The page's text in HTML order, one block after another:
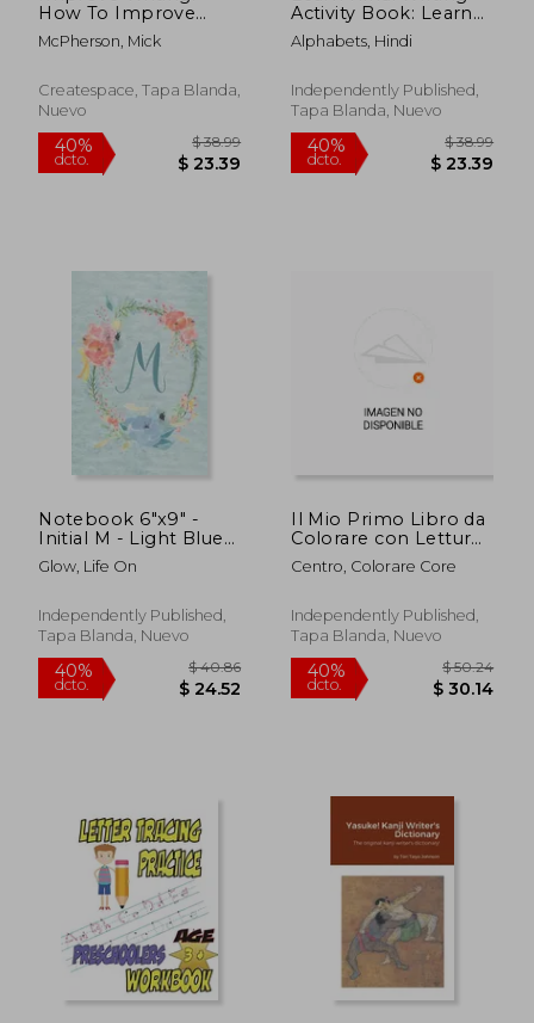
dcto. $ 51.47 dcto. $
40% 40%
How To Improve
Your Writing Tonight!
- 10 Simple Yet
To Quickly Enhance
Your Creative Writing
McPherson, Mick
Createspace, Tapa Blanda,
Nuevo
Activity Book: Learn
to Write Hindi
Alphabets
/Varnamala for Kids
(Age 4+) (en Inglés)
Alphabets, Hindi
Independently Published,
Tapa Blanda, Nuevo
Notebook 6"x9" -
Initial M - Light Blue
and Pink Floral
Design: College ruled
initials/monogram -
alphabet series. (en
Glow, Life On
Independently Published,
Tapa Blanda, Nuevo
Il Mio Primo Libro da
Colorare con Letture
Parole Bilingue Italian
francese Attività
2-8 anni: 100
Immagini
(en Italiano)
Centro, Colorare Core
Independently Published,
Tapa Blanda, Nuevo